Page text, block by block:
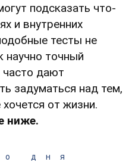
подсказать что-
и внутренних
тесты не
научно точный
часто дают
задуматься над тем,
от жизни.
ниже.
дня